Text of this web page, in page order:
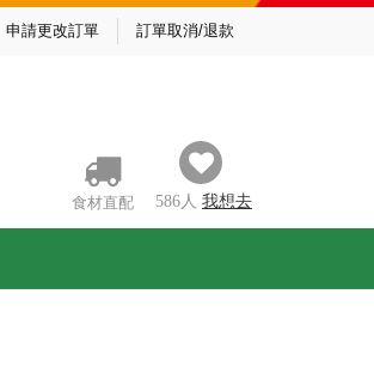
申請更改訂單 訂單取消/退款
食材直配 586人 我想去